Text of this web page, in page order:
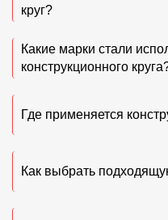
круг?
Какие марки стали
конструкционного
Где применяется
Как выбрать